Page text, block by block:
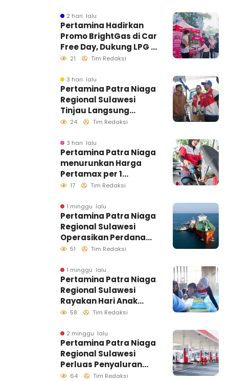
Berlangsung Kondusif
2 hari lalu
Pertamina Hadirkan
Promo BrightGas di Car
Free Day, Dukung LPG 3
Kg Tepat Sasaran
21 Tim Redaksi
3 hari lalu
Pertamina Patra Niaga
Regional Sulawesi
Tinjau Langsung
Pelayanan SPBU di
Distribusi Biosolar
Berjalan Optimal
24 Tim Redaksi
3 hari lalu
Pertamina Patra Niaga
menurunkan Harga
Pertamax per 1
Agustus 2026
17 Tim Redaksi
1 minggu lalu
Pertamina Patra Niaga
Regional Sulawesi
Operasikan Perdana
Ship to Ship
Distribusi B50 di
Kawasan Timur
Sulawesi
51 Tim Redaksi
1 minggu lalu
Pertamina Patra Niaga
Regional Sulawesi
Rayakan Hari Anak
Nasional Melalui
Ruang Tumbuh
Generasi Penjaga
Pesisir
58 Tim Redaksi
2 minggu lalu
Pertamina Patra Niaga
Regional Sulawesi
Perluas Penyaluran
Biosolar B50, Kini
64 Tim Redaksi